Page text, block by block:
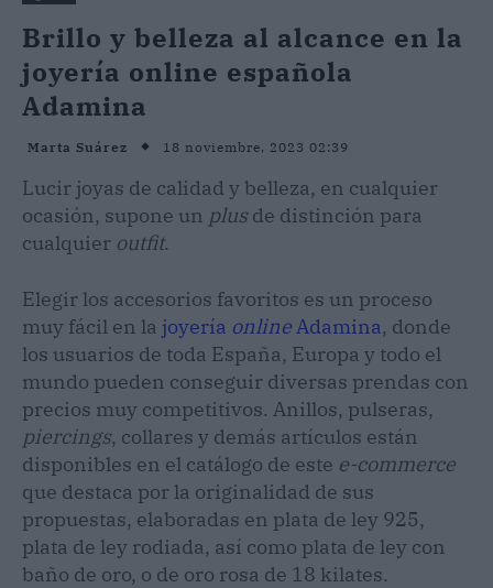
Brillo y belleza al alcance en la
joyería online española
Adamina
Marta Suárez 18 noviembre, 2023 02:39
Lucir joyas de calidad y belleza, en cualquier
ocasión, supone un plusde distinción para
cualquier outfit.
Elegir los accesorios favoritos es un proceso
muy fácil en la joyería onlineAdamina, donde
los usuarios de toda España, Europa y todo el
mundo pueden conseguir diversas prendas con
precios muy competitivos. Anillos, pulseras,
piercings, collares y demás artículos están
disponibles en el catálogo de este e-commerce
que destaca por la originalidad de sus
propuestas, elaboradas en plata de ley 925,
plata de ley rodiada, así como plata de ley con
baño de oro, o de oro rosa de 18 kilates.